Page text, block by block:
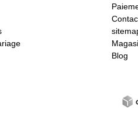
Blog